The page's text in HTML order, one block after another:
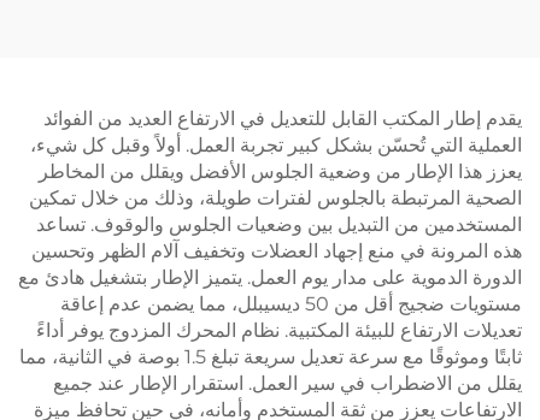
يقدم إطار المكتب القابل للتعديل في الارتفاع العديد من الفوائد
العملية التي تُحسّن بشكل كبير تجربة العمل. أولاً وقبل كل شيء،
يعزز هذا الإطار من وضعية الجلوس الأفضل ويقلل من المخاطر
الصحية المرتبطة بالجلوس لفترات طويلة، وذلك من خلال تمكين
المستخدمين من التبديل بين وضعيات الجلوس والوقوف. تساعد
هذه المرونة في منع إجهاد العضلات وتخفيف آلام الظهر وتحسين
الدورة الدموية على مدار يوم العمل. يتميز الإطار بتشغيل هادئ مع
مستويات ضجيج أقل من 50 ديسيبلل، مما يضمن عدم إعاقة
تعديلات الارتفاع للبيئة المكتبية. نظام المحرك المزدوج يوفر أداءً
ثابتًا وموثوقًا مع سرعة تعديل سريعة تبلغ 1.5 بوصة في الثانية، مما
يقلل من الاضطراب في سير العمل. استقرار الإطار عند جميع
الارتفاعات يعزز من ثقة المستخدم وأمانه، في حين تحافظ ميزة